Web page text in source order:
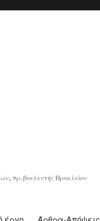
πρ. βουλευτής Ηρακλείου